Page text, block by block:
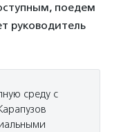
поедем
руководитель
среду с